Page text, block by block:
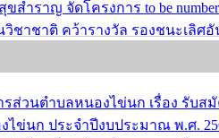
สำราญ จัดโครงการ to be
วิชาชาติ คว้ารางวัล รองชนะเลิศ
ประจำปีการศึกษา 2567
ส่วนตำบลหนองไข่นก เรื่อง รับส
ข่นก ประจำปีงบประมาณ พ.ศ.